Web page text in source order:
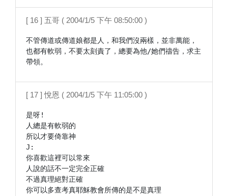
[ 16 ] 五哥 ( 2004/1/5 下午 08:50:00 )
不管傳道或傳道娘都是人，和我們沒兩樣，並非萬能，
也都有軟弱，不要太刻責了，總要為他/她們禱告，求主
帶領。
[ 17 ] 悅恩 ( 2004/1/5 下午 11:05:00 )
是呀!
人總是有軟弱的
所以才要倚靠神
J:
你喜歡這裡可以常來
人說的話不一定完全正確
不過真理絕對正確
你可以多查考真耶穌教會所傳的是不是真理